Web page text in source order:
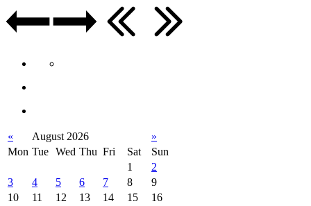
« August 2026
»
Mon Tue Wed Thu Fri Sat
Sun
1
2
3
4 5 6 7 8
9
10
11 12 13 14 15
16